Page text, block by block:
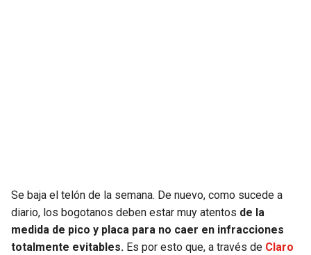
PACKERS
TIMBERWOLVES
Se baja el telón de la semana. De nuevo, como sucede a
diario, los bogotanos deben estar muy atentos de la
medida de pico y placa para no caer en infracciones
totalmente evitables. Es por esto que, a través de Claro